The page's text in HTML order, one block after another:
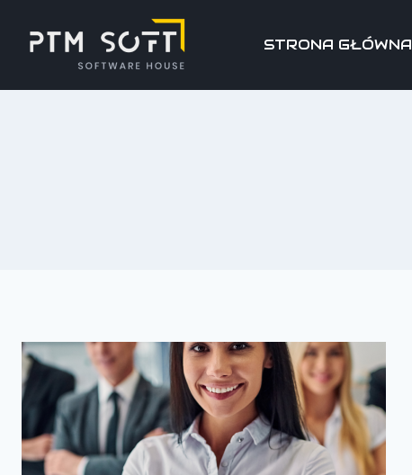
STRONA GŁÓWNA